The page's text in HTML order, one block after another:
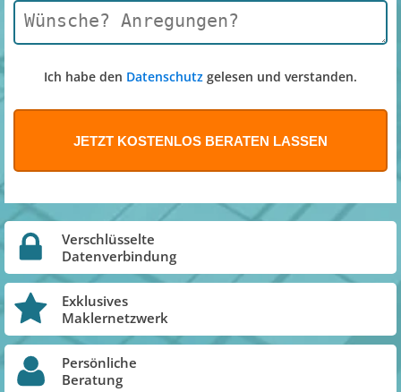
Ich habe den Datenschutz gelesen und verstanden.
Verschlüsselte
Datenverbindung
Exklusives
Maklernetzwerk
Persönliche
Beratung